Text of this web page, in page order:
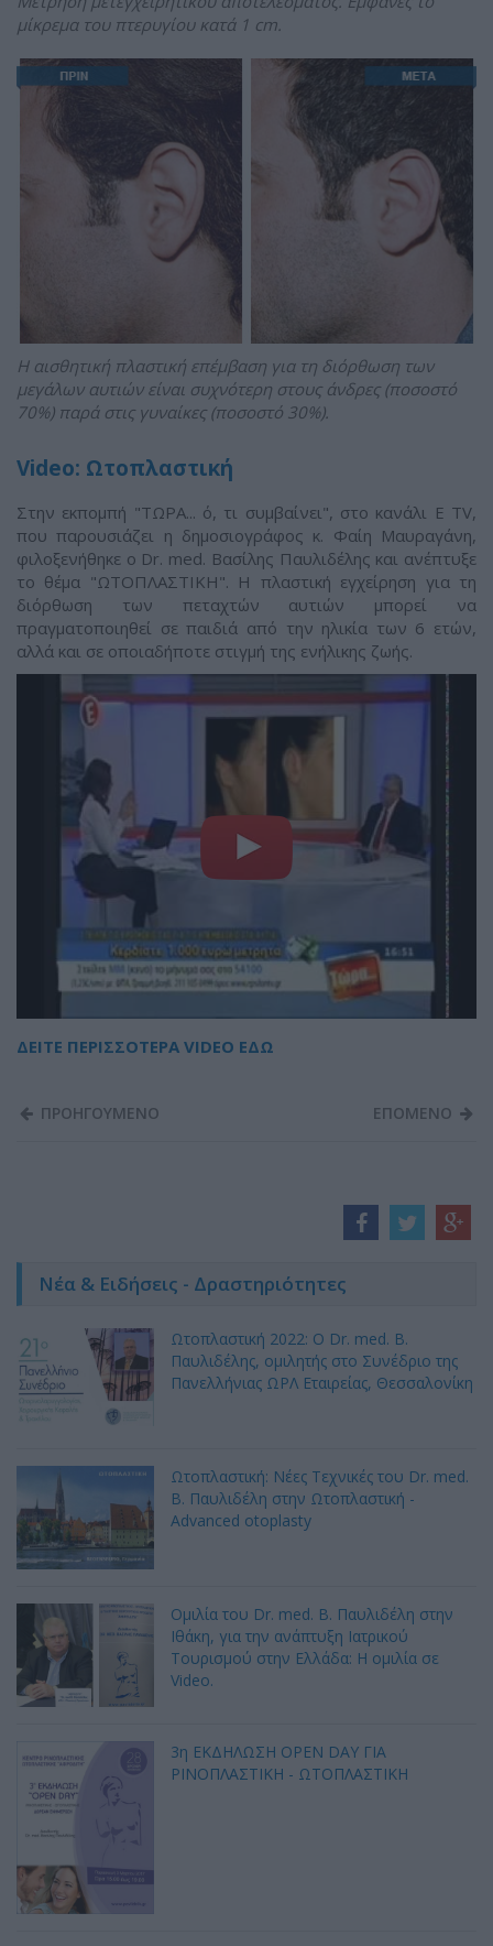
μίκρεμα του πτερυγίου κατά 1 cm.
Η αισθητική πλαστική επέμβαση για τη διόρθωση των
μεγάλων αυτιών είναι συχνότερη στους άνδρες (ποσοστό
70%) παρά στις γυναίκες (ποσοστό 30%).
Video: Ωτοπλαστική
Στην εκπομπή "ΤΩΡΑ... ό, τι συμβαίνει", στο κανάλι Ε TV,
που παρουσιάζει η δημοσιογράφος κ. Φαίη Μαυραγάνη,
φιλοξενήθηκε ο Dr. med. Bασίλης Παυλιδέλης και ανέπτυξε
το θέμα "ΩΤΟΠΛΑΣΤΙΚΗ". Η πλαστική εγχείρηση για τη
διόρθωση των πεταχτών αυτιών μπορεί να
πραγματοποιηθεί σε παιδιά από την ηλικία των 6 ετών,
αλλά και σε οποιαδήποτε στιγμή της ενήλικης ζωής.
ΔΕΙΤΕ ΠΕΡΙΣΣΟΤΕΡΑ VIDEO EΔΩ
ΠΡΟΗΓΟΥΜΕΝΟ ΕΠΟΜΕΝΟ
Νέα & Ειδήσεις - Δραστηριότητες
Ωτοπλαστική 2022: Ο Dr. med. B.
Παυλιδέλης, ομιλητής στο Συνέδριο της
Πανελλήνιας ΩΡΛ Εταιρείας, Θεσσαλονίκη
Ωτοπλαστική: Νέες Τεχνικές του Dr. med.
B. Παυλιδέλη στην Ωτοπλαστική -
Advanced otoplasty
Ομιλία του Dr. med. B. Παυλιδέλη στην
Ιθάκη, για την ανάπτυξη Ιατρικού
Τουρισμού στην Ελλάδα: Η ομιλία σε
Video.
3η ΕΚΔΗΛΩΣΗ OPEN DAY ΓΙΑ
ΡΙΝΟΠΛΑΣΤΙΚΗ - ΩΤΟΠΛΑΣΤΙΚΗ